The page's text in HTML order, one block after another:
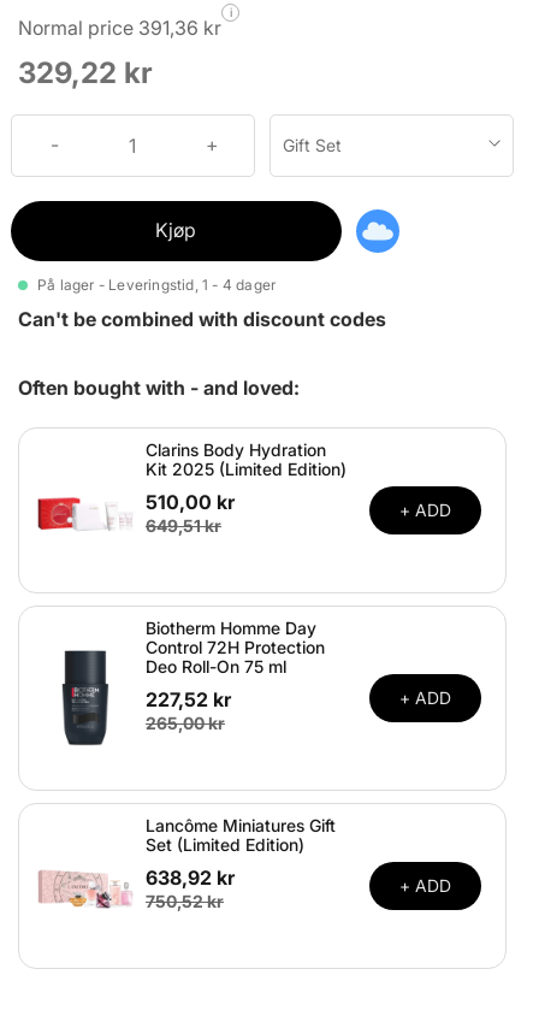
Normal price 391,36 kr
i
329,22 kr
Gift Set
Kjøp
På lager - Leveringstid, 1 - 4 dager
Can't be combined with discount codes
Often bought with - and loved:
Clarins Body Hydration
Kit 2025 (Limited Edition)
510,00 kr
649,51 kr
+ ADD
Biotherm Homme Day
Control 72H Protection
Deo Roll-On 75 ml
227,52 kr
265,00 kr
+ ADD
Lancôme Miniatures Gift
Set (Limited Edition)
638,92 kr
750,52 kr
+ ADD